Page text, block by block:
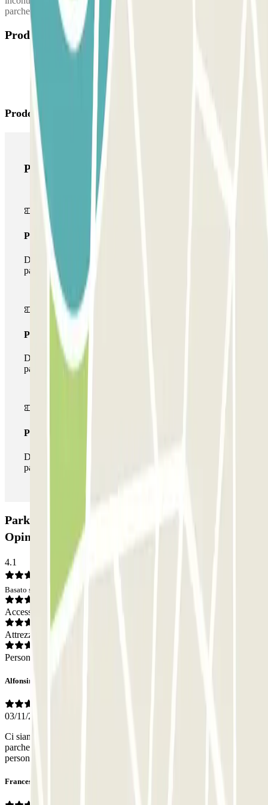
parcheggio verrà fornito una volta effettuata la prenotazione.
Prodotti disponibili
Prodotti di Parclick
Prodotti di Parclick
Pass unico
Durante il tuo soggiorno potrai entrare e uscire dal
parcheggio una sola volta
Pass multiparking
Durante il tuo soggiorno potrai usufruire dell'intera rete di
parcheggi disponibili su Parclick.
Pass illlimitato
Durante il tuo soggiorno potrai entrare e uscire dal
parcheggio tutte le volte che vorrai.
Parking Ca.Lu. - Shuttle - Aeroporto di Napoli:
Opinioni
4.1
Basato su 16 opinioni
Accesso
Attrezzatura
Personale
Alfonsina
03/11/2025
Ci siamo trovati molto bene in questa struttura, in quanto il
parcheggio è vicinissimo all'aereoporto circa 5 minuti di macchina,
personale gentilissimo e puntuale. Consigliato.
Francesco